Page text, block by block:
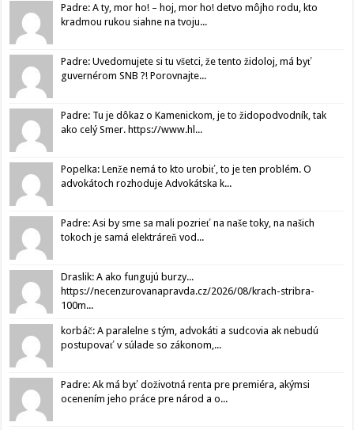
Padre: A ty, mor ho! – hoj, mor ho! detvo môjho rodu, kto
kradmou rukou siahne na tvoju...
Padre: Uvedomujete si tu všetci, že tento židoloj, má byť
guvernérom SNB ?! Porovnajte...
Padre: Tu je dôkaz o Kamenickom, je to židopodvodník, tak
ako celý Smer. https://www.hl...
Popelka: Lenže nemá to kto urobiť, to je ten problém. O
advokátoch rozhoduje Advokátska k...
Padre: Asi by sme sa mali pozrieť na naše toky, na našich
tokoch je samá elektráreň vod...
Draslik: A ako fungujú burzy...
https://necenzurovanapravda.cz/2026/08/krach-stribra-
100m...
korbáč: A paralelne s tým, advokáti a sudcovia ak nebudú
postupovať v súlade so zákonom,...
Padre: Ak má byť doživotná renta pre premiéra, akýmsi
ocenením jeho práce pre národ a o...